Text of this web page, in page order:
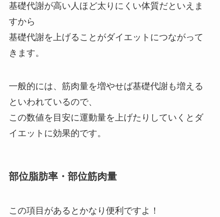
基礎代謝が高い人ほど太りにくい体質だといえま
すから
基礎代謝を上げることがダイエットにつながって
きます。
一般的には、筋肉量を増やせば基礎代謝も増える
といわれているので、
この数値を目安に運動量を上げたりしていくとダ
イエットに効果的です。
部位脂肪率・部位筋肉量
この項目があるとかなり便利ですよ！